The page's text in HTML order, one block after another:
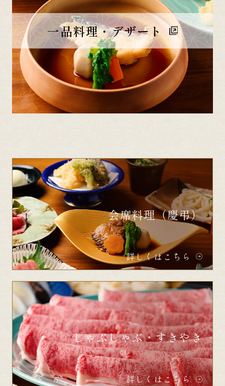
一品料理・デザート
会席料理（慶弔）
詳しくはこちら
しゃぶしゃぶ・すきやき
詳しくはこちら